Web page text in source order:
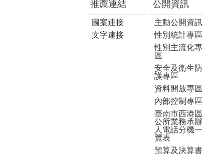
推薦連結
圖案連接
文字連接
公開資訊
主動公開資訊
性別統計專區
性別主流化專
區
安全及衛生防
護專區
資料開放專區
內部控制專區
臺南市西港區
公所業務承辦
人電話分機一
覽表
預算及決算書